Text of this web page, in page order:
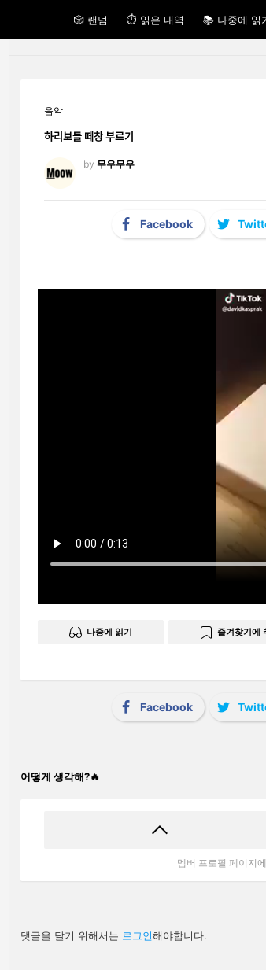
🎲 랜덤 ⏱ 읽은 내역 📚 나중에 읽
음악
하리보들 떼창 부르기
by 무우무우
Facebook
나중에 읽기 즐겨찾기에
Facebook
어떻게 생각해?🔥
멤버 프로필 페이지
답
글
댓글을 달기 위해서는 로그인해야합니다.